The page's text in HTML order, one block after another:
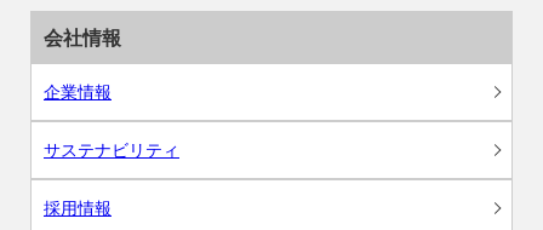
会社情報
企業情報
サステナビリティ
採用情報